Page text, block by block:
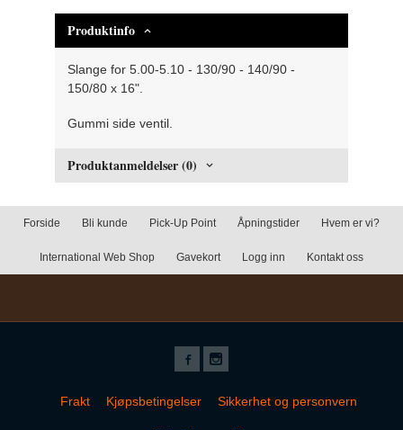
Produktinfo
Slange for 5.00-5.10 - 130/90 - 140/90 -
150/80 x 16".
Gummi side ventil.
Produktanmeldelser (0)
Forside Bli kunde Pick-Up Point Åpningstider Hvem er vi?
International Web Shop Gavekort Logg inn Kontakt oss
Frakt Kjøpsbetingelser Sikkerhet og personvern